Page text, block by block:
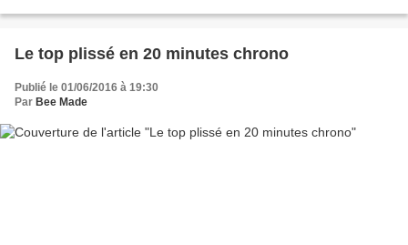
Le top plissé en 20 minutes chrono
Publié le 01/06/2016 à 19:30
Par Bee Made